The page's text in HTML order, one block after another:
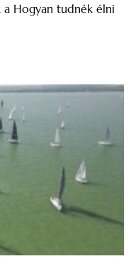
Hogyan tudnék élni